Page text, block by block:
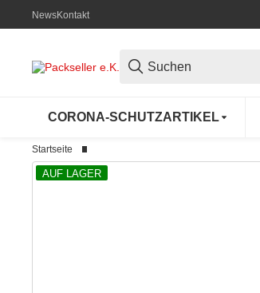
NewsKontakt
CORONA-SCHUTZARTIKEL
Startseite
AUF LAGER